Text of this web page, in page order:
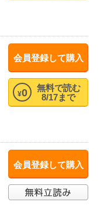
会員登録して購入
無料で読む
8/17まで
¥0
会員登録して購入